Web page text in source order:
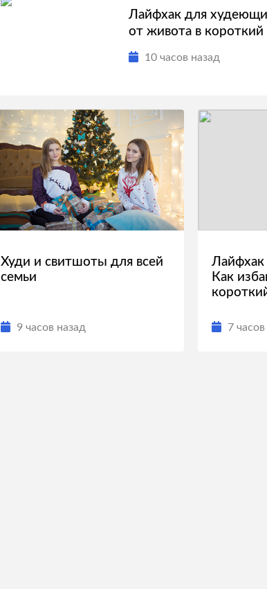
Лайфхак для
от живота в короткий
10 часов назад
Худи и свитшоты для всей
семьи
9 часов назад
Как
7 часов